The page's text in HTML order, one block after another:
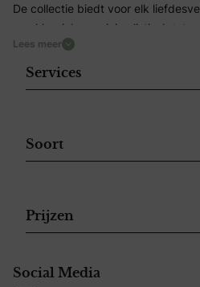
De collectie biedt voor elk
van klassiek en minimalistisch tot
diamanten. Dankzij het hoge
ontworpen om een leven lang
Rauschmayer Geluksymbool aan
met conflictvrij goud en ethisch
kiezen jullie niet alleen voor
gebruiksvriendelijke configurator
het compleet met een persoonlijke
Lees meer
Services
Soort
Prijzen
Social Media